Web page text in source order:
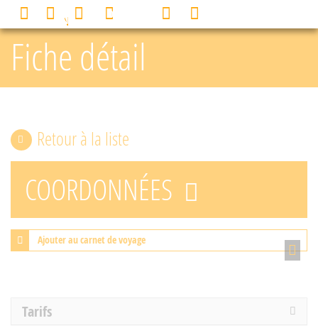
Fiche détail
Retour à la liste
COORDONNÉES
Ajouter au carnet de voyage
Tarifs
MENU 0
Panneau de gestion des cookies